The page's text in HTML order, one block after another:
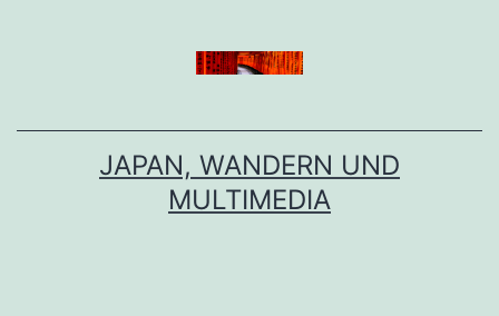
JAPAN, WANDERN UND
MULTIMEDIA